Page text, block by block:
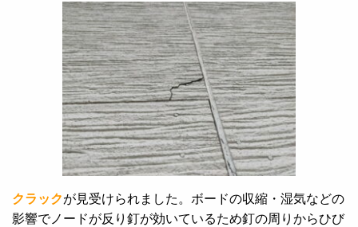
クラックが見受けられました。ボードの収縮・湿気などの
影響でノードが反り釘が効いているため釘の周りからひび